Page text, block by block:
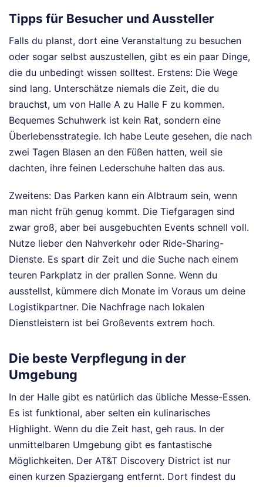
Tipps für Besucher und Aussteller
Falls du planst, dort eine Veranstaltung zu besuchen
oder sogar selbst auszustellen, gibt es ein paar Dinge,
die du unbedingt wissen solltest. Erstens: Die Wege
sind lang. Unterschätze niemals die Zeit, die du
brauchst, um von Halle A zu Halle F zu kommen.
Bequemes Schuhwerk ist kein Rat, sondern eine
Überlebensstrategie. Ich habe Leute gesehen, die nach
zwei Tagen Blasen an den Füßen hatten, weil sie
dachten, ihre feinen Lederschuhe halten das aus.
Zweitens: Das Parken kann ein Albtraum sein, wenn
man nicht früh genug kommt. Die Tiefgaragen sind
zwar groß, aber bei ausgebuchten Events schnell voll.
Nutze lieber den Nahverkehr oder Ride-Sharing-
Dienste. Es spart dir Zeit und die Suche nach einem
teuren Parkplatz in der prallen Sonne. Wenn du
ausstellst, kümmere dich Monate im Voraus um deine
Logistikpartner. Die Nachfrage nach lokalen
Dienstleistern ist bei Großevents extrem hoch.
Die beste Verpflegung in der
Umgebung
In der Halle gibt es natürlich das übliche Messe-Essen.
Es ist funktional, aber selten ein kulinarisches
Highlight. Wenn du die Zeit hast, geh raus. In der
unmittelbaren Umgebung gibt es fantastische
Möglichkeiten. Der AT&T Discovery District ist nur
einen kurzen Spaziergang entfernt. Dort findest du